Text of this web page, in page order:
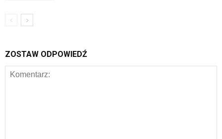
ZOSTAW ODPOWIEDŹ